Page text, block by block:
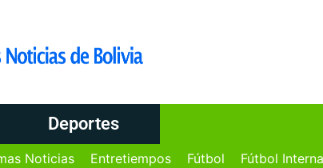
Deportes
Noticias Entretiempos Fútbol Fútbol